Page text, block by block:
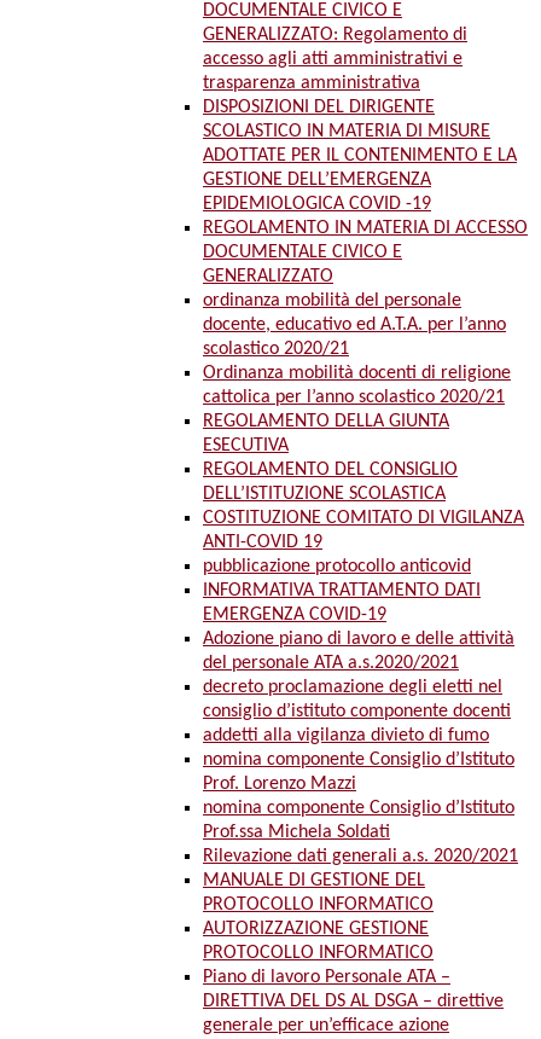
DOCUMENTALE CIVICO E
GENERALIZZATO: Regolamento di
accesso agli atti amministrativi e
trasparenza amministrativa
DISPOSIZIONI DEL DIRIGENTE
SCOLASTICO IN MATERIA DI MISURE
ADOTTATE PER IL CONTENIMENTO E LA
GESTIONE DELL’EMERGENZA
EPIDEMIOLOGICA COVID -19
REGOLAMENTO IN MATERIA DI ACCESSO
DOCUMENTALE CIVICO E
GENERALIZZATO
ordinanza mobilità del personale
docente, educativo ed A.T.A. per l’anno
scolastico 2020/21
Ordinanza mobilità docenti di religione
cattolica per l’anno scolastico 2020/21
REGOLAMENTO DELLA GIUNTA
ESECUTIVA
REGOLAMENTO DEL CONSIGLIO
DELL’ISTITUZIONE SCOLASTICA
COSTITUZIONE COMITATO DI VIGILANZA
ANTI-COVID 19
pubblicazione protocollo anticovid
INFORMATIVA TRATTAMENTO DATI
EMERGENZA COVID-19
Adozione piano di lavoro e delle attività
del personale ATA a.s.2020/2021
decreto proclamazione degli eletti nel
consiglio d’istituto componente docenti
addetti alla vigilanza divieto di fumo
nomina componente Consiglio d’Istituto
Prof. Lorenzo Mazzi
nomina componente Consiglio d’Istituto
Prof.ssa Michela Soldati
Rilevazione dati generali a.s. 2020/2021
MANUALE DI GESTIONE DEL
PROTOCOLLO INFORMATICO
AUTORIZZAZIONE GESTIONE
PROTOCOLLO INFORMATICO
Piano di lavoro Personale ATA –
DIRETTIVA DEL DS AL DSGA – direttive
generale per un’efficace azione